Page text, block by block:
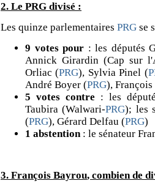
2. Le PRG divisé :
Les quinze parlementaires PRG se
9 votes pour : les députés
Annick Girardin (Cap sur
Orliac (PRG), Sylvia Pinel (
André Boyer (PRG), François
5 votes contre : les
Taubira (Walwari-PRG); les
(PRG), Gérard Delfau (PRG)
1 abstention: le sénateur
3. François Bayrou, combien de